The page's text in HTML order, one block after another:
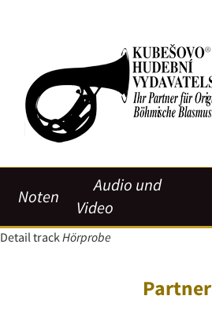
Noten
Audio und
Video
Detail trackHörprobe
Partner